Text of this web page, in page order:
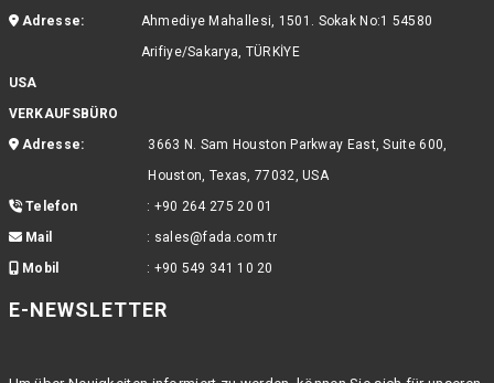
Adresse:
Ahmediye Mahallesi, 1501. Sokak No:1 54580
Arifiye/Sakarya, TÜRKİYE
USA
VERKAUFSBÜRO
Adresse:
3663 N. Sam Houston Parkway East, Suite 600,
Houston, Texas, 77032, USA
Telefon
: +90 264 275 20 01
Mail
: sales@fada.com.tr
Mobil
: +90 549 341 10 20
E-NEWSLETTER